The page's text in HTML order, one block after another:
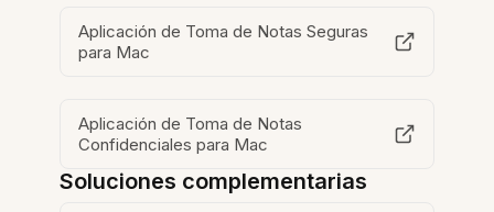
Aplicación de Toma de Notas Seguras
para Mac
Aplicación de Toma de Notas
Confidenciales para Mac
Soluciones complementarias